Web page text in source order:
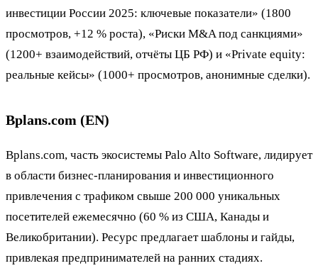
инвестиции России 2025: ключевые показатели» (1800
просмотров, +12 % роста), «Риски M&A под санкциями»
(1200+ взаимодействий, отчёты ЦБ РФ) и «Private equity:
реальные кейсы» (1000+ просмотров, анонимные сделки).
Bplans.com (EN)
Bplans.com, часть экосистемы Palo Alto Software, лидирует
в области бизнес-планирования и инвестиционного
привлечения с трафиком свыше 200 000 уникальных
посетителей ежемесячно (60 % из США, Канады и
Великобритании). Ресурс предлагает шаблоны и гайды,
привлекая предпринимателей на ранних стадиях.